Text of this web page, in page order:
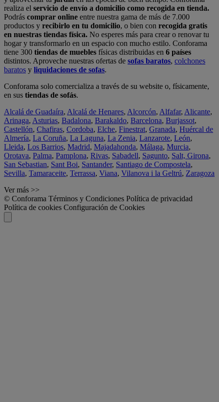
realiza el servicio de envío a domicilio como recogida en tienda.
Podrás comprar online entre nuestra gama de más de 7.000
productos y recibirlo en tu domicilio, o bien con recogida gratis
en nuestras tiendas física. No esperes más para crear o renovar tu
hogar y transformarlo en un espacio con mucho estilo. Conforama
tiene 300 tiendas de muebles físicas distribuidas en 6 países
distintos. Aproveche nuestras ofertas de sofas baratos, colchones
baratos y liquidaciones de sofas.
Conforama solo comercializa a través de su website o, físicamente,
en sus tiendas de sofás.
Alcalá de Guadaíra, Alcalá de Henares, Alcorcón, Alfafar, Alicante,
Arinaga, Asturias, Badalona, Barakaldo, Barcelona, Burjassot,
Castellón, Chafiras, Cordoba, Elche, Finestrat, Granada, Huércal de
Almería, La Coruña, La Laguna, La Zenia, Lanzarote, León,
Lleida, Los Barrios, Madrid, Majadahonda, Málaga, Murcia,
Orotava, Palma, Pamplona, Rivas, Sabadell, Sagunto, Salt, Girona,
San Sebastian, Sant Boi, Santander, Santiago de Compostela,
Sevilla, Tamaraceite, Terrassa, Viana, Vilanova i la Geltrú, Zaragoza
Ver más >>
© Conforama Términos y Condiciones Política de privacidad
Política de cookies Configuración de Cookies